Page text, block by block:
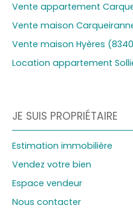
Vente appartement
Vente maison
Vente maison Hyères
Location appartement
JE SUIS PROPRIÉTAIRE
Estimation immobilière
Vendez votre bien
Espace vendeur
Nous contacter